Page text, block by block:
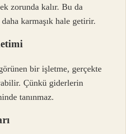
zorunda kalır. Bu da
karmaşık hale getirir.
bir işletme, gerçekte
Çünkü giderlerin
tanınmaz.